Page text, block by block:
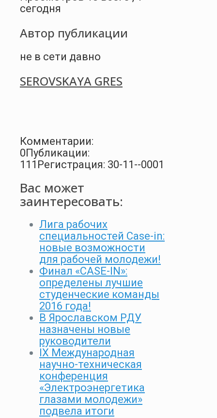
сегодня
Автор публикации
не в сети давно
SEROVSKAYA GRES
Комментарии:
0Публикации:
111 Регистрация: 30-11--0001
Вас может
заинтересовать:
Лига рабочих
специальностей Case-in:
новые возможности
для рабочей молодежи!
Финал «CASE-IN»:
определены лучшие
студенческие команды
2016 года!
В Ярославском РДУ
назначены новые
руководители
IX Международная
научно-техническая
конференция
«Электроэнергетика
глазами молодежи»
подвела итоги